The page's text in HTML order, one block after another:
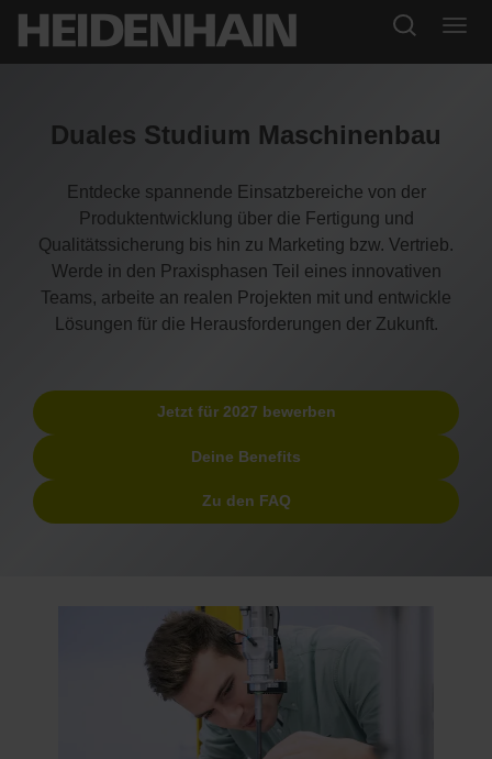
Duales Studium Maschinenbau
Entdecke spannende Einsatzbereiche von der
Produktentwicklung über die Fertigung und
Qualitätssicherung bis hin zu Marketing bzw. Vertrieb.
Werde in den Praxisphasen Teil eines innovativen
Teams, arbeite an realen Projekten mit und entwickle
Lösungen für die Herausforderungen der Zukunft.
Jetzt für 2027 bewerben
Deine Benefits
Zu den FAQ